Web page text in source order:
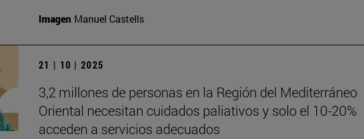
Imagen Manuel Castells
21 | 10 | 2025
3,2 millones de personas en la Región del Mediterráneo
Oriental necesitan cuidados paliativos y solo el 10-20%
acceden a servicios adecuados